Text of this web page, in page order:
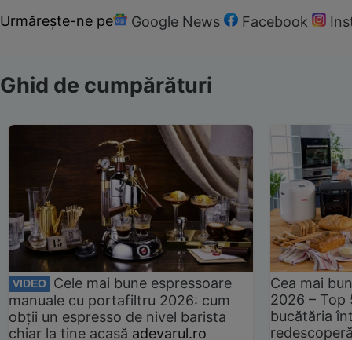
Urmărește-ne pe Google News Facebook
Ghid de cumpărături
VIDEO
Cele mai bune espressoare
manuale cu portafiltru 2026: cum
obții un espresso de nivel barista
chiar la tine acasă adevarul.ro
Cea mai
2026 –
bucătăria